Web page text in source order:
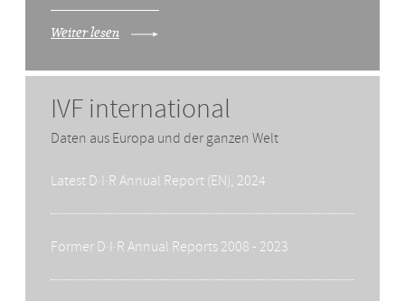
Weiter lesen
IVF international
Daten aus Europa und der ganzen Welt
Latest D·I·R Annual Report (EN), 2024
Former D·I·R Annual Reports 2008 - 2023